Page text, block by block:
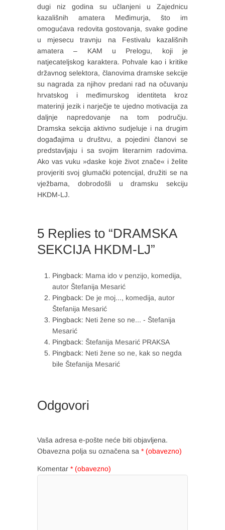
dugi niz godina su učlanjeni u Zajednicu
kazališnih amatera Međimurja, što im
omogućava redovita gostovanja, svake godine
u mjesecu travnju na Festivalu kazališnih
amatera – KAM u Prelogu, koji je
natjecateljskog karaktera. Pohvale kao i kritike
državnog selektora, članovima dramske sekcije
su nagrada za njihov predani rad na očuvanju
hrvatskog i međimurskog identiteta kroz
materinji jezik i narječje te ujedno motivacija za
daljnje napredovanje na tom području.
Dramska sekcija aktivno sudjeluje i na drugim
događajima u društvu, a pojedini članovi se
predstavljaju i sa svojim literarnim radovima.
Ako vas vuku »daske koje život znače« i želite
provjeriti svoj glumački potencijal, družiti se na
vježbama, dobrodošli u dramsku sekciju
HKDM-LJ.
5 Replies to “DRAMSKA
SEKCIJA HKDM-LJ”
Pingback: Mama ido v penzijo, komedija,
autor Štefanija Mesarić
Pingback: De je moj..., komedija, autor
Štefanija Mesarić
Pingback: Neti žene so ne... - Štefanija
Mesarić
Pingback: Štefanija Mesarić PRAKSA
Pingback: Neti žene so ne, kak so negda
bile Štefanija Mesarić
Odgovori
Vaša adresa e-pošte neće biti objavljena.
Obavezna polja su označena sa * (obavezno)
Komentar * (obavezno)